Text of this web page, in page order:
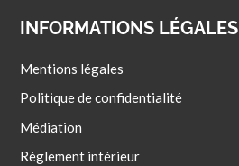
INFORMATIONS LÉGALES
Mentions légales
Politique de confidentialité
Médiation
Règlement intérieur